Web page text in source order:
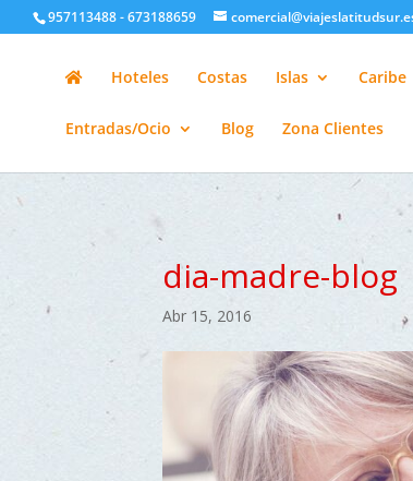
google-site-957113488 - 673188659
Hoteles Costas Islas Caribe
Entradas/Ocio Blog Zona Clientes
dia-madre-blog
Abr 15, 2016